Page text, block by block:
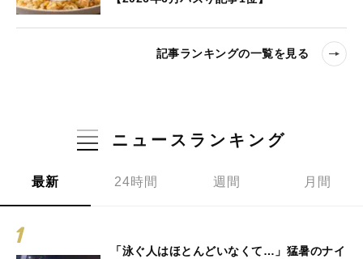
記事ランキングの一覧を見る
ニュースランキング
最新 24時間 週間 月間
「泳ぐ人はほとんどいなくて…」猛暑のナイ